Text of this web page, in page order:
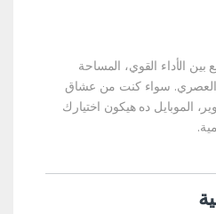
بين الأداء القوي، المساحة
العصري. سواء كنت من عشاق
الموبايل ده هيكون اختيارك